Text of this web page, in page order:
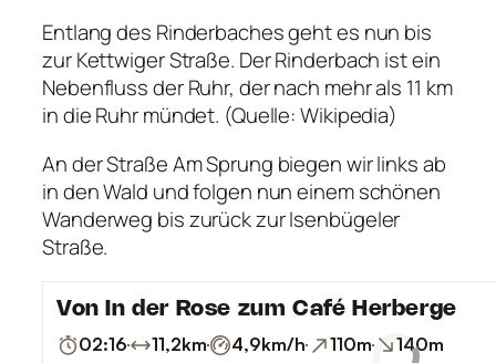
Entlang des Rinderbaches geht es nun bis
zur Kettwiger Straße. Der Rinderbach ist ein
Nebenfluss der Ruhr, der nach mehr als 11 km
in die Ruhr mündet. (Quelle: Wikipedia)
An der Straße Am Sprung biegen wir links ab
in den Wald und folgen nun einem schönen
Wanderweg bis zurück zur Isenbügeler
Straße.